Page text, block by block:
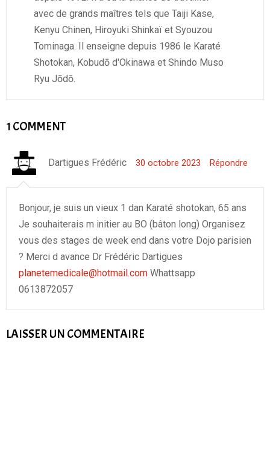
avec de grands maîtres tels que Taiji Kase,
Kenyu Chinen, Hiroyuki Shinkaï et Syouzou
Tominaga. Il enseigne depuis 1986 le Karaté
Shotokan, Kobudō d'Okinawa et Shindo Muso
Ryu Jōdō.
1 COMMENT
Dartigues Frédéric 30 octobre 2023 Répondre
Bonjour, je suis un vieux 1 dan Karaté shotokan, 65 ans
Je souhaiterais m initier au BO (bâton long) Organisez
vous des stages de week end dans votre Dojo parisien
? Merci d avance Dr Frédéric Dartigues
planetemedicale@hotmail.com Whattsapp
0613872057
LAISSER UN COMMENTAIRE